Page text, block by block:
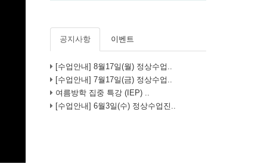
공지사항 이벤트
[수업안내] 8월17일(월) 정상수업..
[수업안내] 7월17일(금) 정상수업..
여름방학 집중 특강 (IEP) ..
[수업안내] 6월3일(수) 정상수업진..